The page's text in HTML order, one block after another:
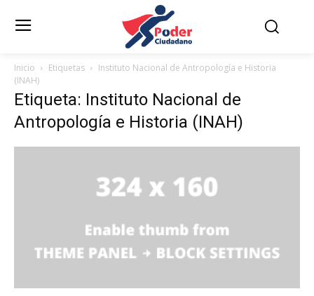
Inicio Etiquetas
Instituto Nacional de Antropología e Historia
(INAH)
Etiqueta: Instituto Nacional de
Antropología e Historia (INAH)